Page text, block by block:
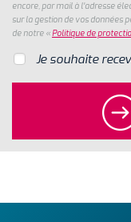
encore, par mail à l'adresse
sur la gestion de vos données
de notre «Politique de
Je souhaite